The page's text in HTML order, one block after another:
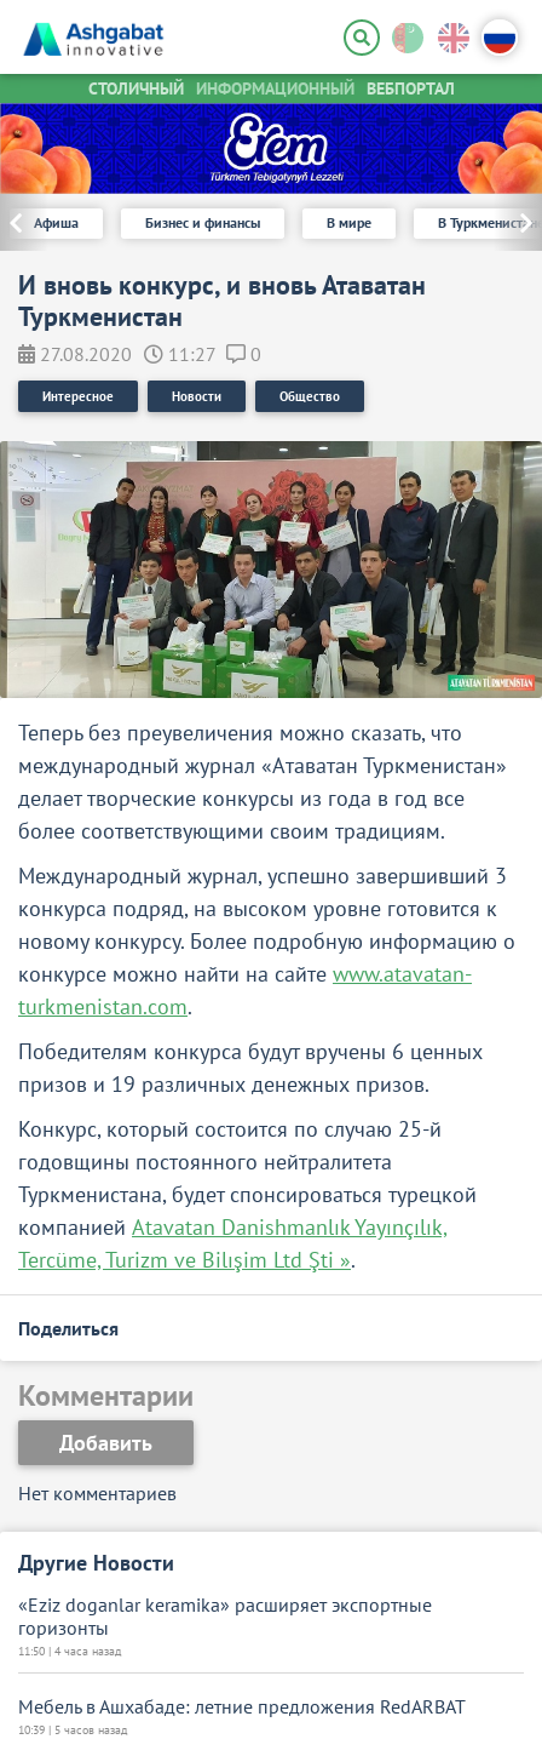
СТОЛИЧНЫЙ ИНФОРМАЦИОННЫЙ ВЕБПОРТАЛ
Афиша Бизнес и финансы В мире В
И вновь конкурс, и вновь Атаватан
Туркменистан
27.08.2020 11:27 0
Интересное Новости Общество
Теперь без преувеличения можно сказать, что
международный журнал «Атаватан Туркменистан»
делает творческие конкурсы из года в год все
более соответствующими своим традициям.
Международный журнал, успешно завершивший 3
конкурса подряд, на высоком уровне готовится к
новому конкурсу. Более подробную информацию о
конкурсе можно найти на сайте www.atavatan-
turkmenistan.com.
Победителям конкурса будут вручены 6 ценных
призов и 19 различных денежных призов.
Конкурс, который состоится по случаю 25-й
годовщины постоянного нейтралитета
Туркменистана, будет спонсироваться турецкой
компанией Atavatan Danishmanlık Yayınçılık,
Tercüme, Turizm ve Bilışim Ltd Şti ».
Поделиться
Другие Новости
«Eziz doganlar keramika» расширяет экспортные
горизонты
11:50 | 4 часа назад
Мебель в Ашхабаде: летние предложения RedARBAT
10:39 | 5 часов назад
Комментарии
Добавить
Нет комментариев